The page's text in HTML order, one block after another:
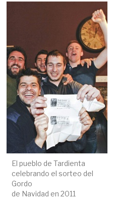
El pueblo de Tardienta
celebrando el sorteo del
Gordo
de Navidad en 2011